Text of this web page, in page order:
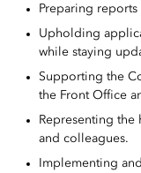
Preparing
Upholding
while staying
Supporting the
the Front Office
Representing
and colleagues.
Implementing